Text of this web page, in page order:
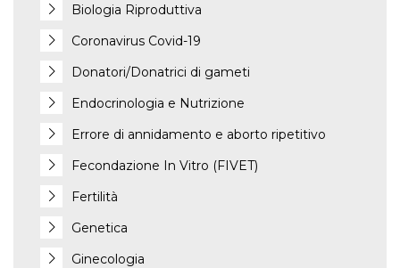
Biologia Riproduttiva
Coronavirus Covid-19
Donatori/Donatrici di gameti
Endocrinologia e Nutrizione
Errore di annidamento e aborto ripetitivo
Fecondazione In Vitro (FIVET)
Fertilità
Genetica
Ginecologia